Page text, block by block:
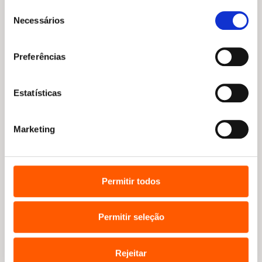
Necessários
Preferências
Estatísticas
Marketing
Permitir todos
Permitir seleção
Rejeitar